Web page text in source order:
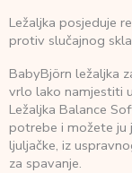
Ležaljka posjeduje
protiv slučajnog
BabyBjörn ležaljka
vrlo lako namjestiti
Ležaljka Balance
potrebe i možete ju
ljuljačke, iz
za spavanje.